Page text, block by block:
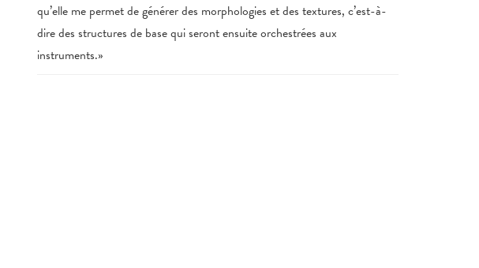
qu’elle me permet de générer des morphologies et des textures, c’est-à-
dire des structures de base qui seront ensuite orchestrées aux
instruments.»